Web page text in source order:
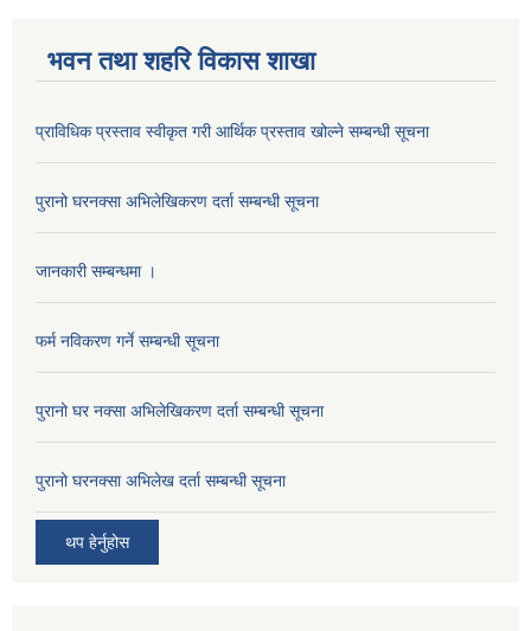
भवन तथा शहरि विकास शाखा
प्राविधिक प्रस्ताव स्वीकृत गरी आर्थिक प्रस्ताव खोल्ने सम्बन्धी सूचना
पुरानो घरनक्सा अभिलेखिकरण दर्ता सम्बन्धी सूचना
जानकारी सम्बन्धमा ।
फर्म नविकरण गर्ने सम्बन्धी सूचना
पुरानो घर नक्सा अभिलेखिकरण दर्ता सम्बन्धी सूचना
पुरानो घरनक्सा अभिलेख दर्ता सम्बन्धी सूचना
थप हेर्नुहोस